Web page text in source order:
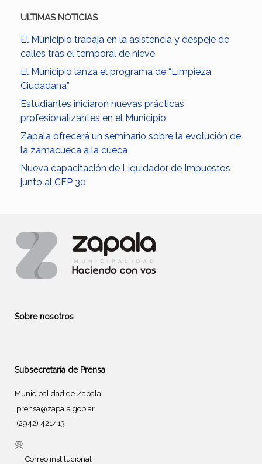
ULTIMAS NOTICIAS
El Municipio trabaja en la asistencia y despeje de
calles tras el temporal de nieve
El Municipio lanza el programa de “Limpieza
Ciudadana”
Estudiantes iniciaron nuevas prácticas
profesionalizantes en el Municipio
Zapala ofrecerá un seminario sobre la evolución de
la zamacueca a la cueca
Nueva capacitación de Liquidador de Impuestos
junto al CFP 30
Sobre nosotros
Subsecretaría de Prensa
Municipalidad de Zapala
prensa@zapala.gob.ar
(2942) 421413
Correo institucional